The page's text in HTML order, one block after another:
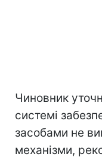
Чиновник
системі
засобами не
механізми,